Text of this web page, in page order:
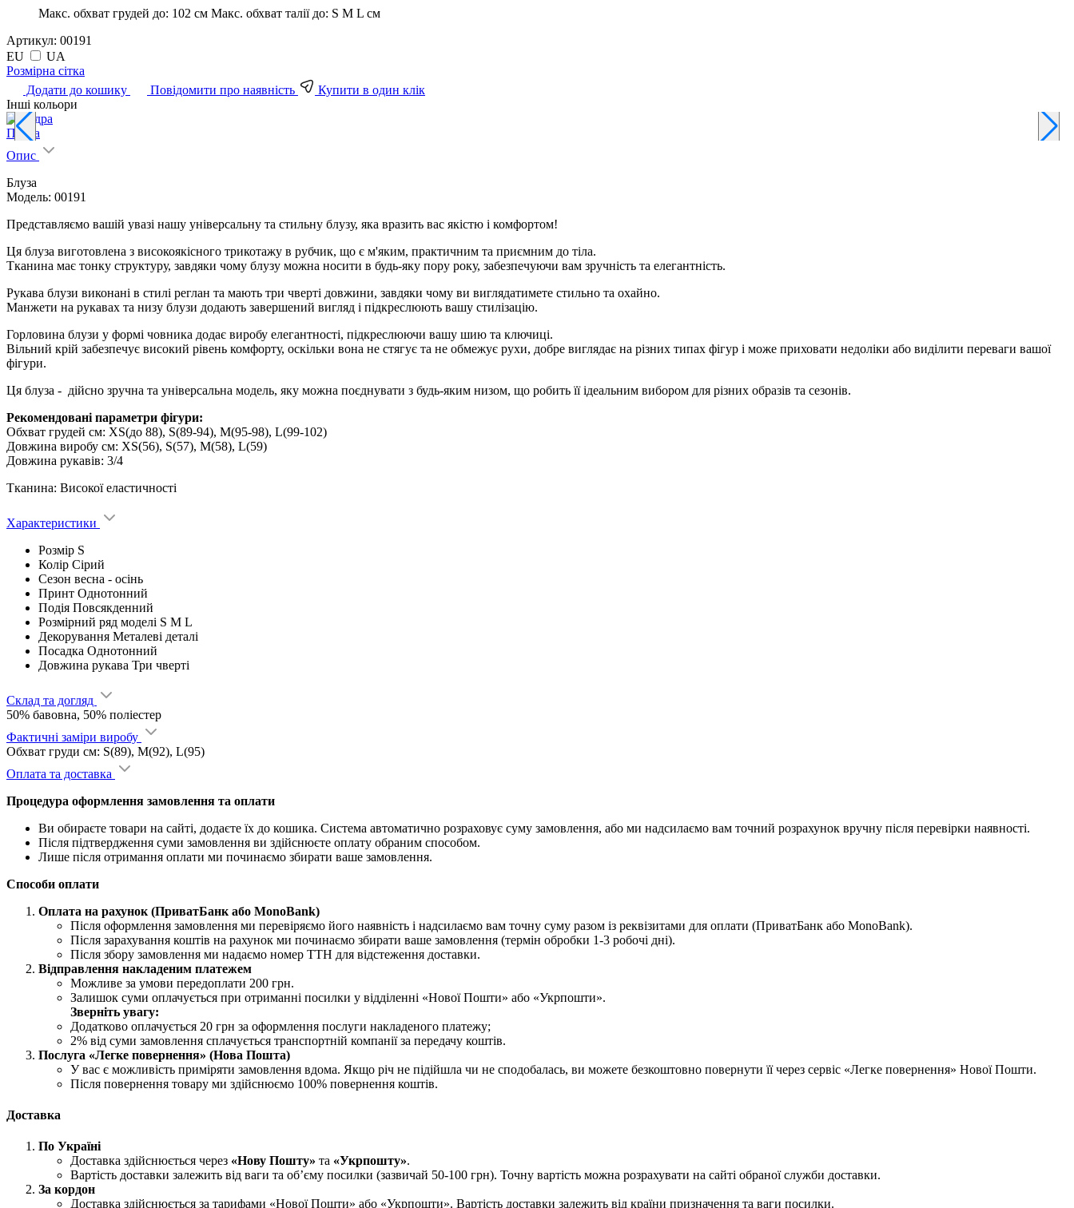
Макс. обхват грудей до: 102 см Макс. обхват талії до: S M L см
Артикул: 00191
EU
UA
Pозмірна сітка
Додати до кошику
Повідомити про наявність
Купити в один клік
Інші кольори
Пудра
Опис
Блуза
Модель: 00191
Представляємо вашій увазі нашу універсальну та стильну блузу, яка вразить вас якістю і комфортом!
Ця блуза виготовлена з високоякісного трикотажу в рубчик, що є м'яким, практичним та приємним до тіла.
Тканина має тонку структуру, завдяки чому блузу можна носити в будь-яку пору року, забезпечуючи вам зручність та елегантність.
Рукава блузи виконані в стилі реглан та мають три чверті довжини, завдяки чому ви виглядатимете стильно та охайно.
Манжети на рукавах та низу блузи додають завершений вигляд і підкреслюють вашу стилізацію.
Горловина блузи у формі човника додає виробу елегантності, підкреслюючи вашу шию та ключиці.
Вільний крій забезпечує високий рівень комфорту, оскільки вона не стягує та не обмежує рухи, добре виглядає на різних типах фігур і може приховати недоліки або виділити переваги вашої
фігури.
Ця блуза - дійсно зручна та універсальна модель, яку можна поєднувати з будь-яким низом, що робить її ідеальним вибором для різних образів та сезонів.
Рекомендовані параметри фігури:
Обхват грудей см: XS(до 88), S(89-94), M(95-98), L(99-102)
Довжина виробу см: XS(56), S(57), M(58), L(59)
Довжина рукавів: 3/4
Тканина: Високої еластичності
Характеристики
Розмір S
Колір Сірий
Сезон весна - ocінь
Принт Однотонний
Подія Повсякденний
Розмірний ряд моделі S M L
Декорування Металеві деталі
Посадка Однотонний
Довжина рукава Три чверті
Склад та догляд
50% бавовна, 50% поліестер
Фактичні заміри виробу
Обхват груди см: S(89), M(92), L(95)
Оплата та доставка
Процедура оформлення замовлення та оплати
Ви обираєте товари на сайті, додаєте їх до кошика. Система автоматично розраховує суму замовлення, або ми надсилаємо вам точний розрахунок вручну після перевірки наявності.
Після підтвердження суми замовлення ви здійснюєте оплату обраним способом.
Лише після отримання оплати ми починаємо збирати ваше замовлення.
Способи оплати
Оплата на рахунок (ПриватБанк або MonoBank)
Після оформлення замовлення ми перевіряємо його наявність і надсилаємо вам точну суму разом із реквізитами для оплати (ПриватБанк або MonoBank).
Після зарахування коштів на рахунок ми починаємо збирати ваше замовлення (термін обробки 1-3 робочі дні).
Після збору замовлення ми надаємо номер ТТН для відстеження доставки.
Відправлення накладеним платежем
Можливе за умови передоплати 200 грн.
Залишок суми оплачується при отриманні посилки у відділенні «Нової Пошти» або «Укрпошти».
Зверніть увагу:
Додатково оплачується 20 грн за оформлення послуги накладеного платежу;
2% від суми замовлення сплачується транспортній компанії за передачу коштів.
Послуга «Легке повернення» (Нова Пошта)
У вас є можливість приміряти замовлення вдома. Якщо річ не підійшла чи не сподобалась, ви можете безкоштовно повернути її через сервіс «Легке повернення» Нової Пошти.
Після повернення товару ми здійснюємо 100% повернення коштів.
Доставка
По Україні
Доставка здійснюється через «Нову Пошту» та «Укрпошту».
Вартість доставки залежить від ваги та об’єму посилки (зазвичай 50-100 грн). Точну вартість можна розрахувати на сайті обраної служби доставки.
За кордон
Доставка здійснюється за тарифами «Нової Пошти» або «Укрпошти». Вартість доставки залежить від країни призначення та ваги посилки.